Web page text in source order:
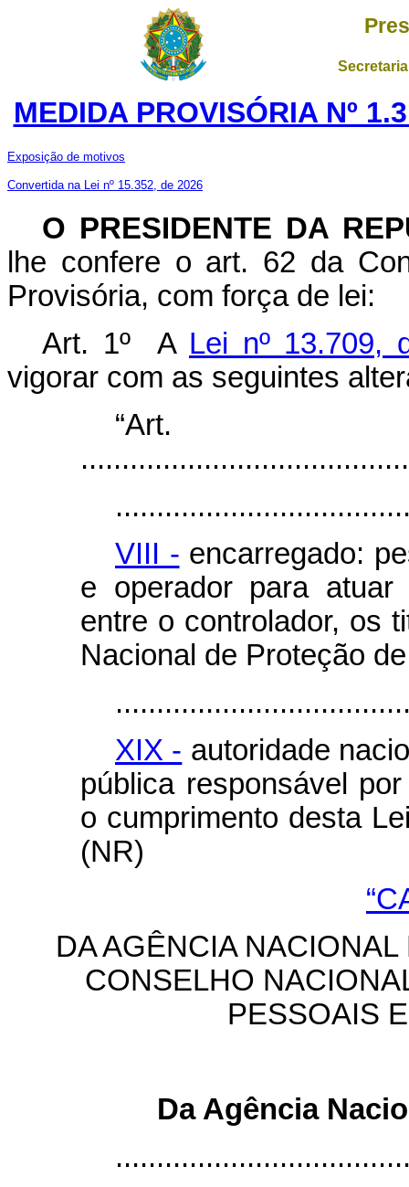
MEDIDA PROVISÓRIA Nº
Exposição de motivos
Convertida na Lei nº 15.352, de 2026
O PRESIDENTE DA
lhe confere o art. 62 da
Provisória, com força de lei:
Art. 1º A Lei nº 13.709,
vigorar com as seguintes
VIII - encarregado:
e operador para atuar
entre o controlador, os
Nacional de Proteção
XIX - autoridade
pública responsável
o cumprimento desta
(NR)
DA AGÊNCIA
CONSELHO
PESSOAIS
Da Agência